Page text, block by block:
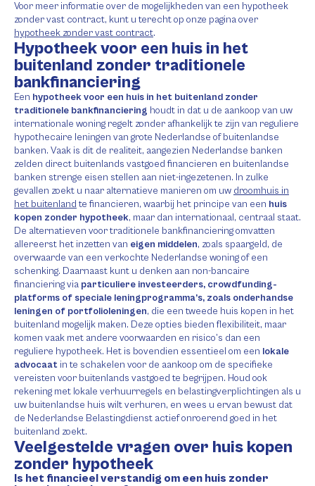
Voor meer informatie over de mogelijkheden van een hypotheek
zonder vast contract, kunt u terecht op onze pagina over
hypotheek zonder vast contract.
Hypotheek voor een huis in het
buitenland zonder traditionele
bankfinanciering
Een hypotheek voor een huis in het buitenland zonder
traditionele bankfinanciering houdt in dat u de aankoop van uw
internationale woning regelt zonder afhankelijk te zijn van reguliere
hypothecaire leningen van grote Nederlandse of buitenlandse
banken. Vaak is dit de realiteit, aangezien Nederlandse banken
zelden direct buitenlands vastgoed financieren en buitenlandse
banken strenge eisen stellen aan niet-ingezetenen. In zulke
gevallen zoekt u naar alternatieve manieren om uw droomhuis in
het buitenland te financieren, waarbij het principe van een huis
kopen zonder hypotheek, maar dan internationaal, centraal staat.
De alternatieven voor traditionele bankfinanciering omvatten
allereerst het inzetten van eigen middelen, zoals spaargeld, de
overwaarde van een verkochte Nederlandse woning of een
schenking. Daarnaast kunt u denken aan non-bancaire
financiering via particuliere investeerders, crowdfunding-
platforms of speciale leningprogramma’s, zoals onderhandse
leningen of portfolioleningen, die een tweede huis kopen in het
buitenland mogelijk maken. Deze opties bieden flexibiliteit, maar
komen vaak met andere voorwaarden en risico’s dan een
reguliere hypotheek. Het is bovendien essentieel om een lokale
advocaat in te schakelen voor de aankoop om de specifieke
vereisten voor buitenlands vastgoed te begrijpen. Houd ook
rekening met lokale verhuurregels en belastingverplichtingen als u
uw buitenlandse huis wilt verhuren, en wees u ervan bewust dat
de Nederlandse Belastingdienst actief onroerend goed in het
buitenland zoekt.
Veelgestelde vragen over huis kopen
zonder hypotheek
Is het financieel verstandig om een huis zonder